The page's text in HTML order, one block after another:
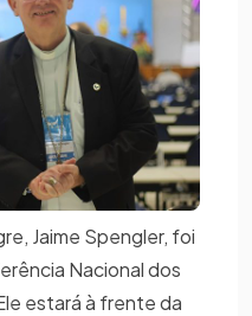
Jaime Spengler, foi
Nacional dos
estará à frente da